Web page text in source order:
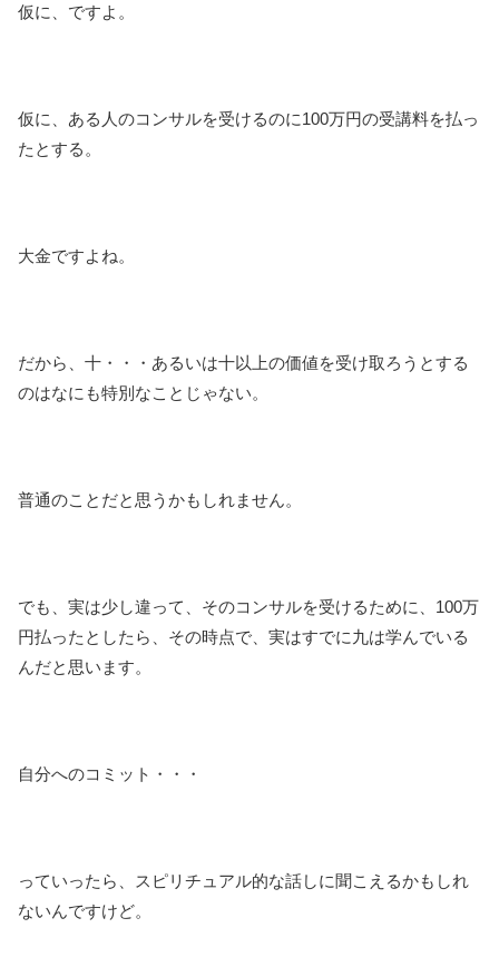
仮に、ですよ。
仮に、ある人のコンサルを受けるのに100万円の受講料を払っ
たとする。
大金ですよね。
だから、十・・・あるいは十以上の価値を受け取ろうとする
のはなにも特別なことじゃない。
普通のことだと思うかもしれません。
でも、実は少し違って、そのコンサルを受けるために、100万
円払ったとしたら、その時点で、実はすでに九は学んでいる
んだと思います。
自分へのコミット・・・
っていったら、スピリチュアル的な話しに聞こえるかもしれ
ないんですけど。